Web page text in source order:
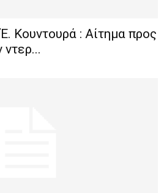
Κουντουρά : Αίτημα προς